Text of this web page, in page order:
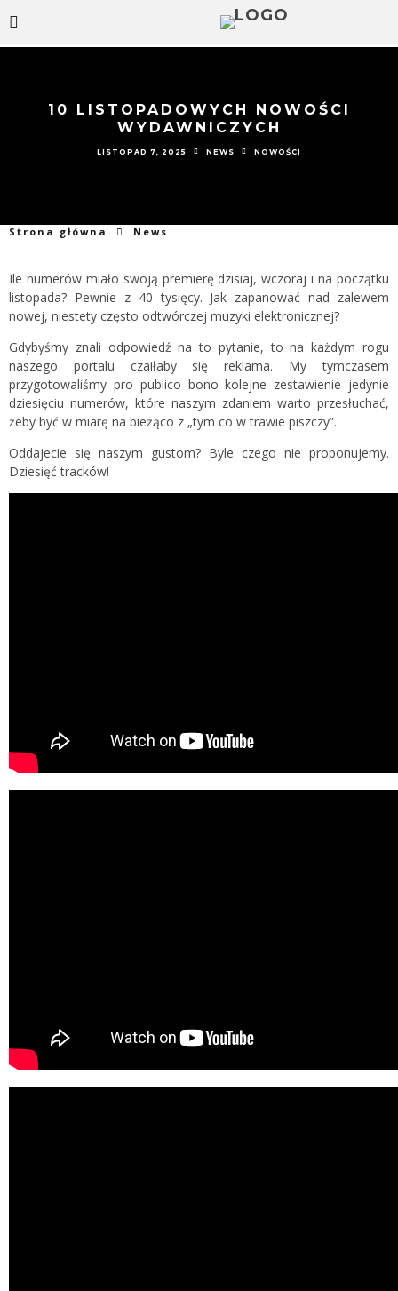
10 LISTOPADOWYCH NOWOŚCI
WYDAWNICZYCH
LISTOPAD 7, 2025 NEWS NOWOŚCI
Strona główna News
Ile numerów miało swoją premierę dzisiaj, wczoraj i na początku
listopada? Pewnie z 40 tysięcy. Jak zapanować nad zalewem
nowej, niestety często odtwórczej muzyki elektronicznej?
Gdybyśmy znali odpowiedź na to pytanie, to na każdym rogu
naszego portalu czaiłaby się reklama. My tymczasem
przygotowaliśmy pro publico bono kolejne zestawienie jedynie
dziesięciu numerów, które naszym zdaniem warto przesłuchać,
żeby być w miarę na bieżąco z „tym co w trawie piszczy”.
Oddajecie się naszym gustom? Byle czego nie proponujemy.
Dziesięć tracków!